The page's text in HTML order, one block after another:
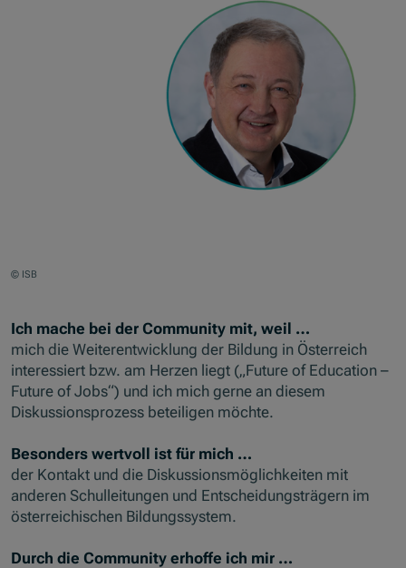
© ISB
Ich mache bei der Community mit, weil …
mich die Weiterentwicklung der Bildung in Österreich
interessiert bzw. am Herzen liegt („Future of Education –
Future of Jobs“) und ich mich gerne an diesem
Diskussionsprozess beteiligen möchte.
Besonders wertvoll ist für mich …
der Kontakt und die Diskussionsmöglichkeiten mit
anderen Schulleitungen und Entscheidungsträgern im
österreichischen Bildungssystem.
Durch die Community erhoffe ich mir …